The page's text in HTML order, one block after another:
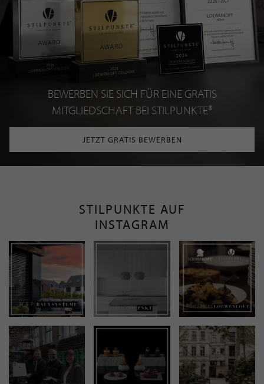
BEWERBEN SIE SICH FÜR EINE GRATIS
MITGLIEDSCHAFT BEI STILPUNKTE®
JETZT GRATIS BEWERBEN
STILPUNKTE AUF
INSTAGRAM